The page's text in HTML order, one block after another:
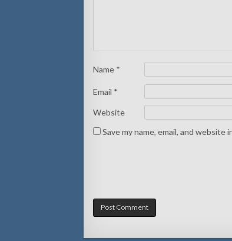
Name *
Email *
Website
Save my name, email, and